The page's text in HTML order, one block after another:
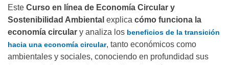
Este Curso en línea de Economía Circular y
Sostenibilidad Ambiental explica cómo funciona la
economía circular y analiza los beneficios de la transición
hacia una economía circular, tanto económicos como
ambientales y sociales, conociendo en profundidad sus